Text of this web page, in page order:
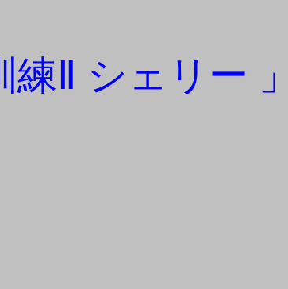
Ⅱ シェリー 」